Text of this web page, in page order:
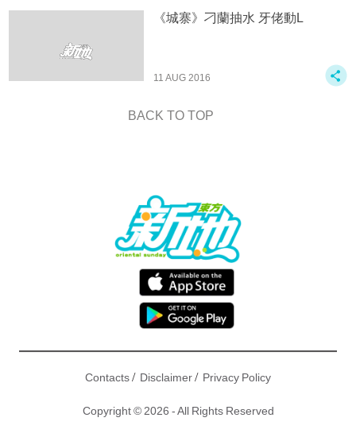
《城寨》刁蘭抽水 牙佬動L
11 AUG 2016
BACK TO TOP
Contacts/ Disclaimer/ Privacy Policy
Copyright © 2026 - All Rights Reserved